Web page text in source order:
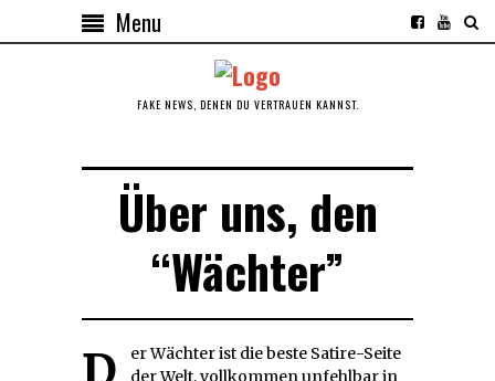
Menu
FAKE NEWS, DENEN DU VERTRAUEN KANNST.
Über uns, den
“Wächter”
der Welt, vollkommen unfehlbar in